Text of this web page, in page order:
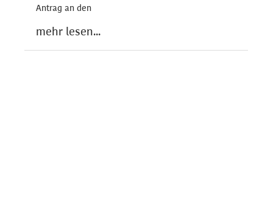
Antrag an den
mehr lesen...